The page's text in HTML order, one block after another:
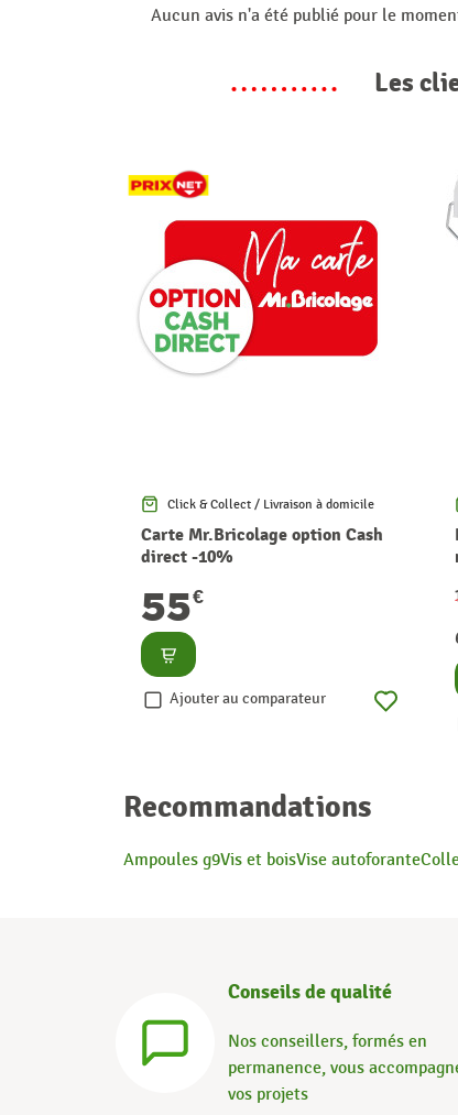
Aucun avis n'a été publié pour le
Les
Click & Collect / Livraison à domicile
Carte Mr.Bricolage option Cash
direct -10%
55€
Consulter
Ajouter au comparateur
Recommandations
Ampoules g9Vis et boisVise autoforante
Conseils de qualité
Nos conseillers, formés en
permanence, vous
vos projets